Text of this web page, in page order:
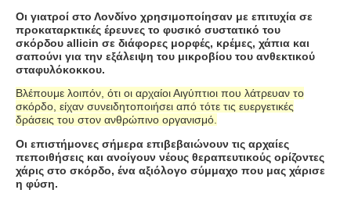
Οι γιατροί στο Λονδίνο χρησιμοποίησαν με επιτυχία σε
προκαταρκτικές έρευνες το φυσικό συστατικό του
σκόρδου allicin σε διάφορες μορφές, κρέμες, χάπια και
σαπούνι για την εξάλειψη του μικροβίου του ανθεκτικού
σταφυλόκοκκου.
Βλέπουμε λοιπόν, ότι οι αρχαίοι Αιγύπτιοι που λάτρευαν το
σκόρδο, είχαν συνειδητοποιήσει από τότε τις ευεργετικές
δράσεις του στον ανθρώπινο οργανισμό.
Οι επιστήμονες σήμερα επιβεβαιώνουν τις αρχαίες
πεποιθήσεις και ανοίγουν νέους θεραπευτικούς ορίζοντες
χάρις στο σκόρδο, ένα αξιόλογο σύμμαχο που μας χάρισε
η φύση.